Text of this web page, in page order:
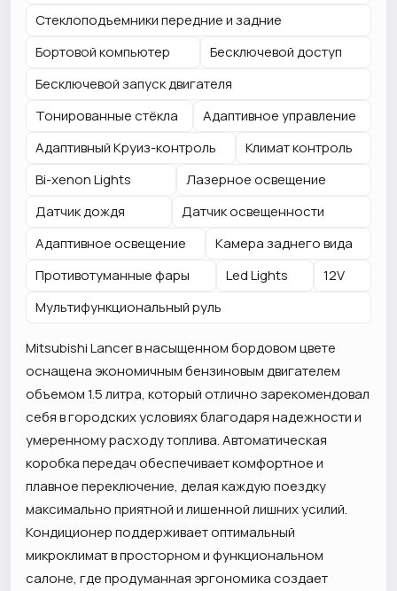
Стеклоподъемники передние и задние
Бортовой компьютер
Бесключевой доступ
Бесключевой запуск двигателя
Тонированные стёкла
Адаптивное управление
Адаптивный Круиз-контроль
Климат контроль
Bi-xenon Lights
Лазерное освещение
Датчик дождя
Датчик освещенности
Адаптивное освещение
Камера заднего вида
Противотуманные фары
Led Lights
12V
Мультифункциональный руль
Mitsubishi Lancer в насыщенном бордовом цвете
оснащена экономичным бензиновым двигателем
объемом 1.5 литра, который отлично зарекомендовал
себя в городских условиях благодаря надежности и
умеренному расходу топлива. Автоматическая
коробка передач обеспечивает комфортное и
плавное переключение, делая каждую поездку
максимально приятной и лишенной лишних усилий.
Кондиционер поддерживает оптимальный
микроклимат в просторном и функциональном
салоне, где продуманная эргономика создает